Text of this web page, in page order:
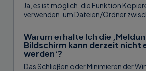
Ja, es ist möglich, die Funktion
verwenden, um Dateien/Ordner
Warum erhalte Ich die
Bildschirm kann derzeit nicht
werden‘?
Das Schließen oder Minimieren der